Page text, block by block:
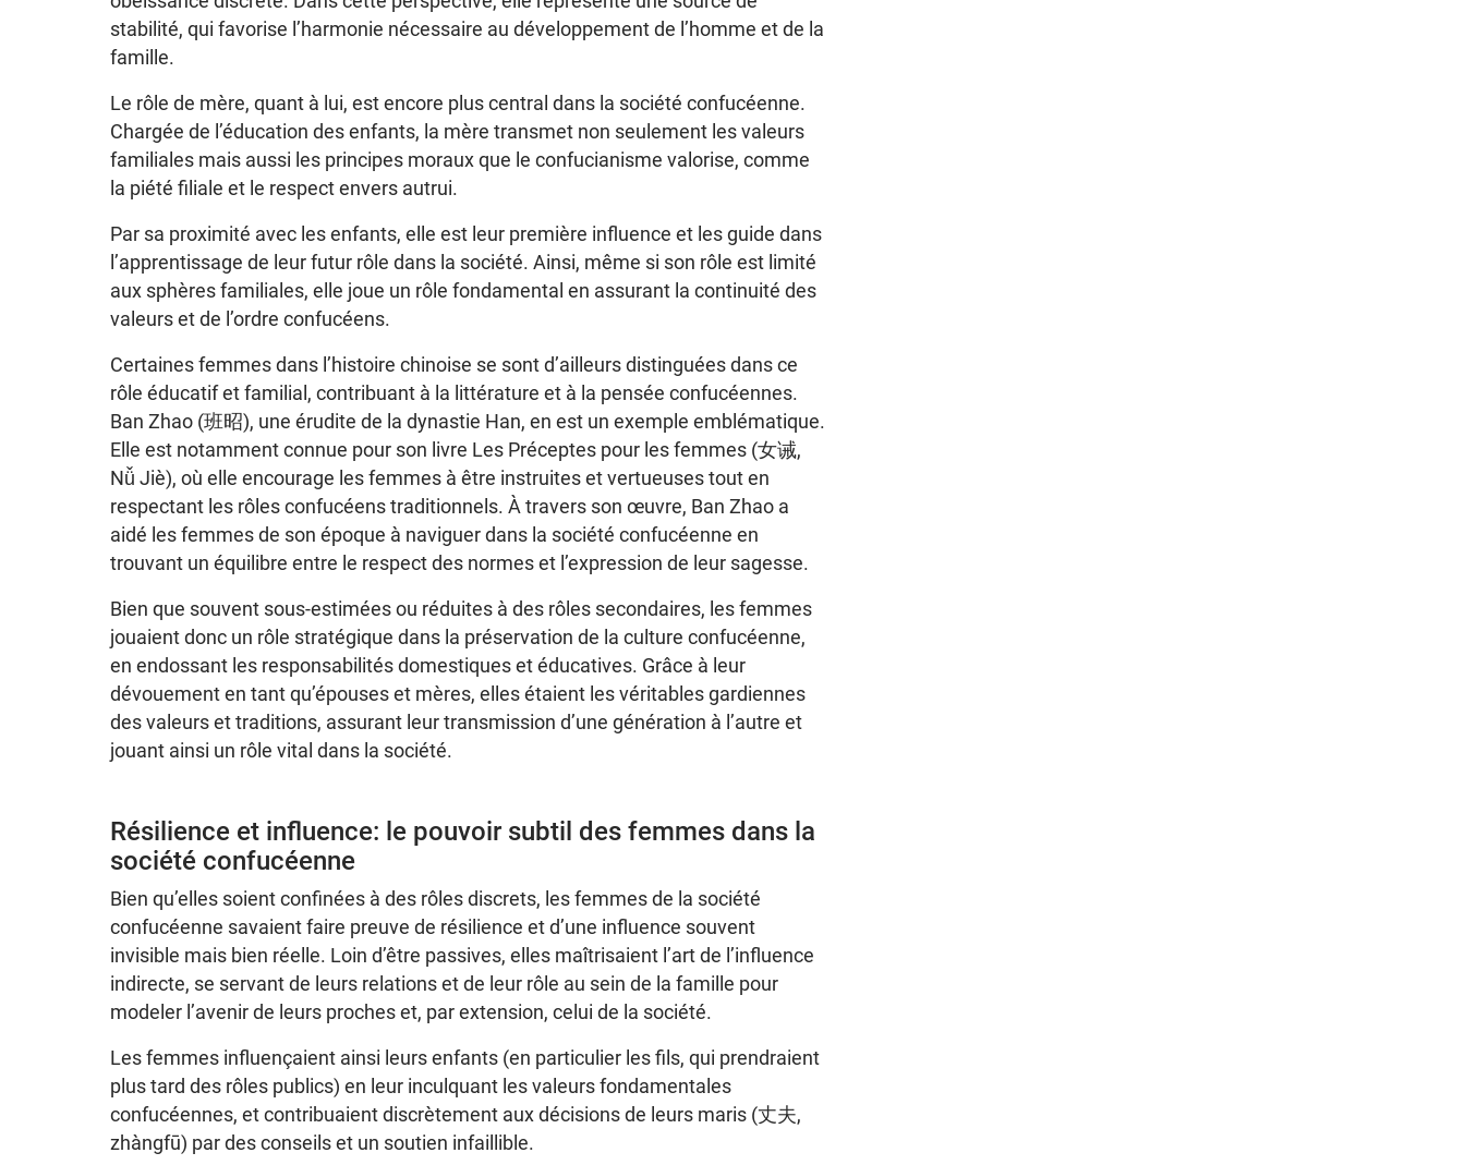
stabilité, qui favorise l’harmonie nécessaire au développement de l’homme et de la
famille.
Le rôle de mère, quant à lui, est encore plus central dans la société confucéenne.
Chargée de l’éducation des enfants, la mère transmet non seulement les valeurs
familiales mais aussi les principes moraux que le confucianisme valorise, comme
la piété filiale et le respect envers autrui.
Par sa proximité avec les enfants, elle est leur première influence et les guide dans
l’apprentissage de leur futur rôle dans la société. Ainsi, même si son rôle est limité
aux sphères familiales, elle joue un rôle fondamental en assurant la continuité des
valeurs et de l’ordre confucéens.
Certaines femmes dans l’histoire chinoise se sont d’ailleurs distinguées dans ce
rôle éducatif et familial, contribuant à la littérature et à la pensée confucéennes.
Ban Zhao (班昭), une érudite de la dynastie Han, en est un exemple emblématique.
Elle est notamment connue pour son livre Les Préceptes pour les femmes (女诫,
Nǚ Jiè), où elle encourage les femmes à être instruites et vertueuses tout en
respectant les rôles confucéens traditionnels. À travers son œuvre, Ban Zhao a
aidé les femmes de son époque à naviguer dans la société confucéenne en
trouvant un équilibre entre le respect des normes et l’expression de leur sagesse.
Bien que souvent sous-estimées ou réduites à des rôles secondaires, les femmes
jouaient donc un rôle stratégique dans la préservation de la culture confucéenne,
en endossant les responsabilités domestiques et éducatives. Grâce à leur
dévouement en tant qu’épouses et mères, elles étaient les véritables gardiennes
des valeurs et traditions, assurant leur transmission d’une génération à l’autre et
jouant ainsi un rôle vital dans la société.
Résilience et influence: le pouvoir subtil des femmes dans la
société confucéenne
Bien qu’elles soient confinées à des rôles discrets, les femmes de la société
confucéenne savaient faire preuve de résilience et d’une influence souvent
invisible mais bien réelle. Loin d’être passives, elles maîtrisaient l’art de l’influence
indirecte, se servant de leurs relations et de leur rôle au sein de la famille pour
modeler l’avenir de leurs proches et, par extension, celui de la société.
Les femmes influençaient ainsi leurs enfants (en particulier les fils, qui prendraient
plus tard des rôles publics) en leur inculquant les valeurs fondamentales
confucéennes, et contribuaient discrètement aux décisions de leurs maris (丈夫,
zhàngfū) par des conseils et un soutien infaillible.